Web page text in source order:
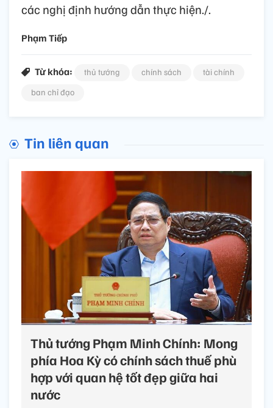
các nghị định hướng dẫn thực hiện./.
Phạm Tiếp
Từ khóa: thủ tướng chính sách
tài chính
ban chỉ đạo
Tin liên quan
Thủ tướng Phạm Minh Chính: Mong
phía Hoa Kỳ có chính sách thuế phù
hợp với quan hệ tốt đẹp giữa hai
nước